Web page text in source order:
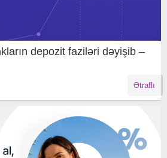
depozit faziləri dəyişib –
Ətraflı